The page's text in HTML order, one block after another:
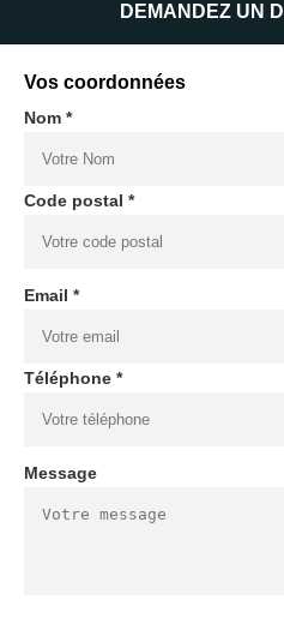
DEMANDEZ UN
Vos coordonnées
Nom *
Code postal *
Email *
Téléphone *
Message